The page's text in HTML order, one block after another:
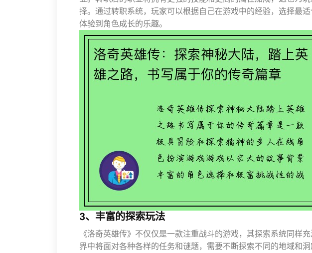
择。通过转职系统，玩家可以根据自己在游戏中的经验，选择最
体验到角色成长的乐趣。
3、丰富的探索玩法
《洛奇英雄传》不仅仅是一款注重战斗的游戏，其探索系统同样
界中将面对各种各样的任务和谜题，需要不断探索不同的地域和